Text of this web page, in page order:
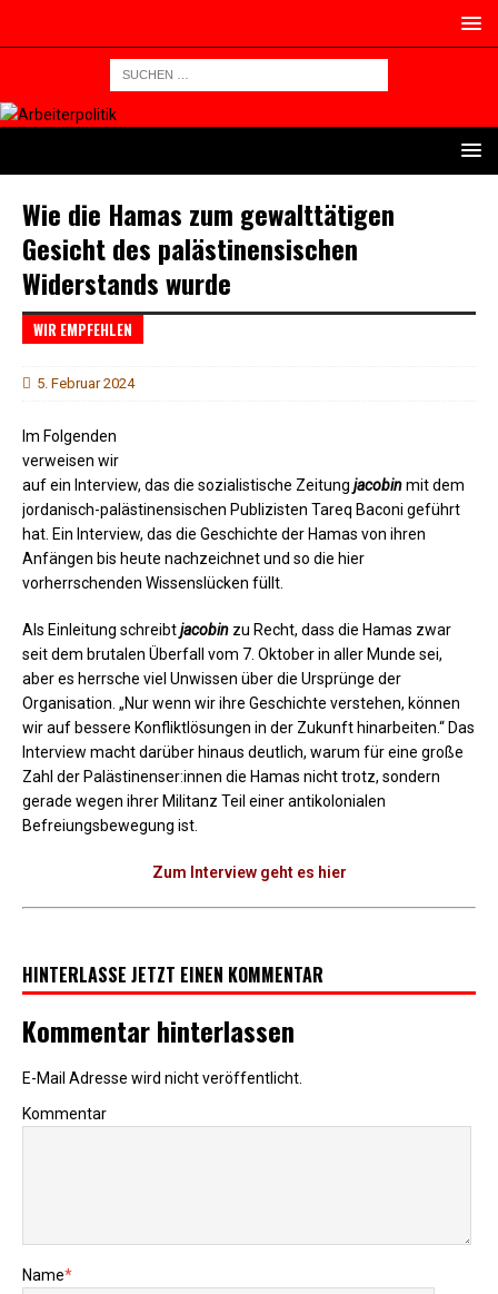
Wie die Hamas zum gewalttätigen
Gesicht des palästinensischen
Widerstands wurde
WIR EMPFEHLEN
5. Februar 2024
Im Folgenden
verweisen wir
auf ein Interview, das die sozialistische Zeitung jacobinmit dem
jordanisch-palästinensischen Publizisten Tareq Baconi geführt
hat. Ein Interview, das die Geschichte der Hamas von ihren
Anfängen bis heute nachzeichnet und so die hier
vorherrschenden Wissenslücken füllt.
Als Einleitung schreibtjacobin zu Recht, dass die Hamas zwar
seit dem brutalen Überfall vom 7. Oktober in aller Munde sei,
aber es herrsche viel Unwissen über die Ursprünge der
Organisation. „Nur wenn wir ihre Geschichte verstehen, können
wir auf bessere Konfliktlösungen in der Zukunft hinarbeiten.“ Das
Interview macht darüber hinaus deutlich, warum für eine große
Zahl der Palästinenser:innen die Hamas nicht trotz, sondern
gerade wegen ihrer Militanz Teil einer antikolonialen
Befreiungsbewegung ist.
Zum Interview geht es hier
HINTERLASSE JETZT EINEN KOMMENTAR
Kommentar hinterlassen
E-Mail Adresse wird nicht veröffentlicht.
Kommentar
Name*